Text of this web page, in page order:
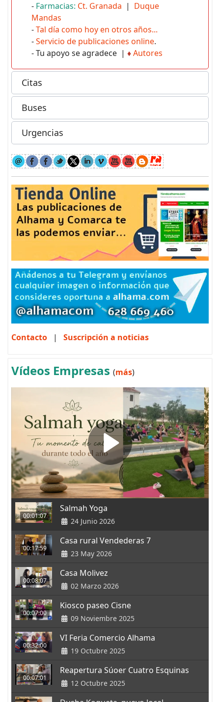
- Farmacias: Ct. Granada | Duque
Mandas
-Tal día como hoy en otros años...
-Servicio de publicaciones online.
- Tu apoyo se agradece | ♦Autores
Citas
Buses
Urgencias
Contacto | Suscripción a noticias
Vídeos Empresas (más)
00:01:07
Salmah Yoga
24 Junio 2026
00:17:59
Casa rural Vendederas 7
23 May 2026
00:08:07
Casa Molivez
02 Marzo 2026
00:07:00
Kiosco paseo Cisne
09 Noviembre 2025
00:32:00
VI Feria Comercio Alhama
19 Octubre 2025
00:07:01
Reapertura Súoer Cuatro Esquinas
12 Octubre 2025